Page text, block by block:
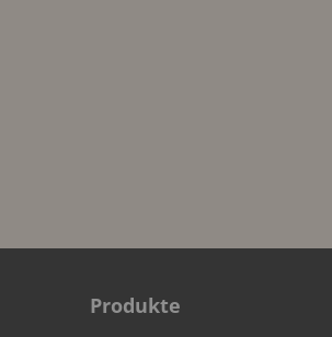
Produkte